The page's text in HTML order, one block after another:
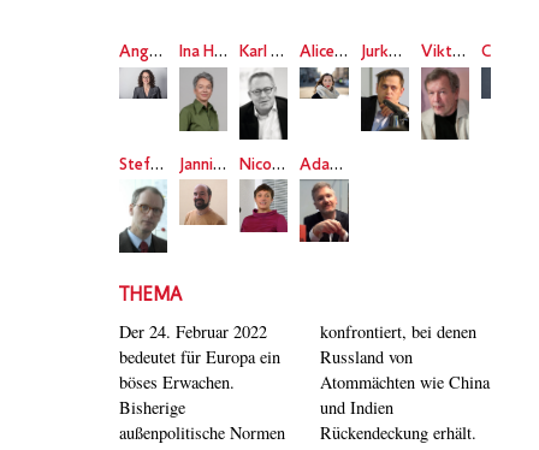
Angela Dorn Ina Hartwig Karl Schlögel Alice Bota Jurko Prochasko Viktor Jerofejew
Stefan Kadelbach Jannis Panagiotidis Nicole Deitelhoff Adam Tooze
THEMA
Der 24. Februar 2022
bedeutet für Europa ein
böses Erwachen.
Bisherige
außenpolitische Normen
konfrontiert, bei denen
Russland von
Atommächten wie China
und Indien
Rückendeckung erhält.